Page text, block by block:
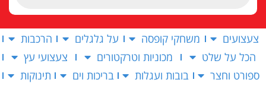
צעצועים משחקי קופסה על גלגלים
הרכבות
הכל על שלט
מכוניות וטרקטורים
צעצועי עץ
ספורט וחצר
בובות ועגלות בריכות וים
תינוקות